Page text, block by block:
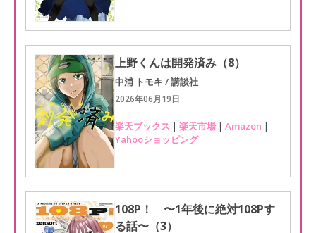
上野くんは開発済み（8）
中浦 トモキ / 講談社
2026年06月19日
楽天ブックス | 楽天市場 | Amazon |
Yahooショッピング
108P！ 〜1年後に絶対108Pす
る話〜（3）